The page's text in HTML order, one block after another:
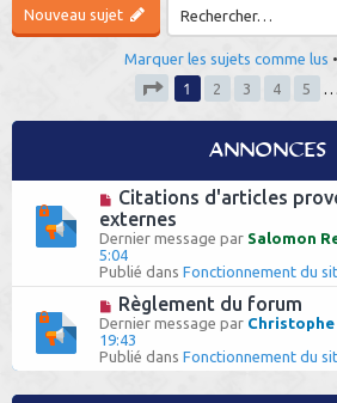
Nouveau sujet
Marquer les sujets comme lus
1 2 3 4 5
Annonces
Citations d'articles
externes
Dernier message par Salomon
5:04
Publié dans Fonctionnement du
Règlement du forum
Dernier message par Christophe
19:43
Publié dans Fonctionnement du